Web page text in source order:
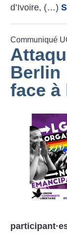
d’Ivoire, (…)
Communiqué
Berlin
face à
participant·